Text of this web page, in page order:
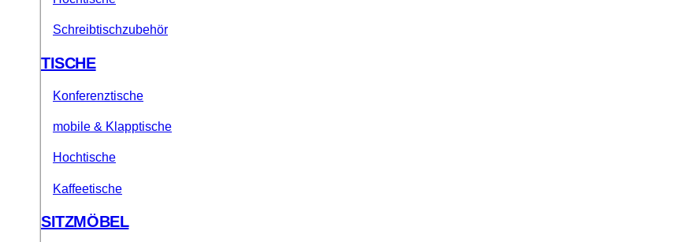
Schreibtischzubehör
TISCHE
Konferenztische
mobile & Klapptische
Hochtische
Kaffeetische
SITZMÖBEL